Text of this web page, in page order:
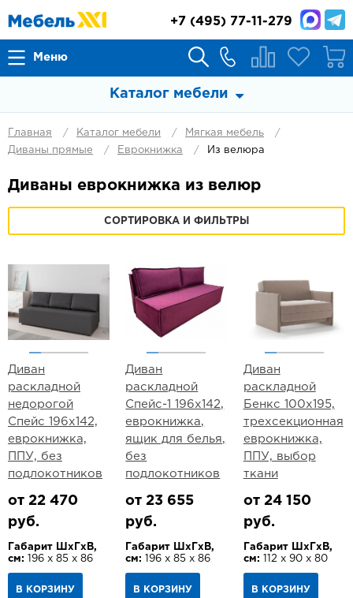
Меню
+7 (495) 77-11-279
Каталог мебели
Главная Каталог мебели
Мягкая мебель
Диваны прямые
Еврокнижка Из велюра
Диваны еврокнижка из велюр
СОРТИРОВКА И ФИЛЬТРЫ
Диван
раскладной
недорогой
Спейс 196х142,
еврокнижка,
ППУ, без
подлокотников
от 22 470
руб.
Габарит ШхГхВ,
см: 196 х 85 х 86
В КОРЗИНУ
Диван
раскладной
Спейс-1 196х142,
еврокнижка,
ящик для белья,
без
подлокотников
от 23 655
руб.
Габарит ШхГхВ,
см:
196 х 85 х 86
В КОРЗИНУ
Диван
раскладной
Бенкс 100х195,
трехсекционная
еврокнижка,
ППУ, выбор
ткани
от 24 150
руб.
Габарит ШхГхВ,
см: 112 х 90 х 80
В КОРЗИНУ